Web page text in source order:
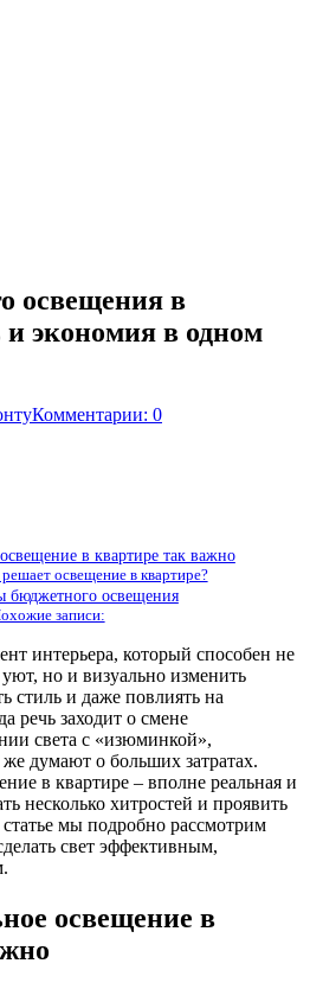
освещения в
и экономия в одном
Комментарии: 0
в квартире так важно
освещение в квартире?
освещения
записи:
интерьера, который способен не
но и визуально изменить
стиль и даже повлиять на
речь заходит о смене
света с «изюминкой»,
думают о больших затратах.
в квартире – вполне реальная и
несколько хитростей и проявить
мы подробно рассмотрим
свет эффективным,
освещение в